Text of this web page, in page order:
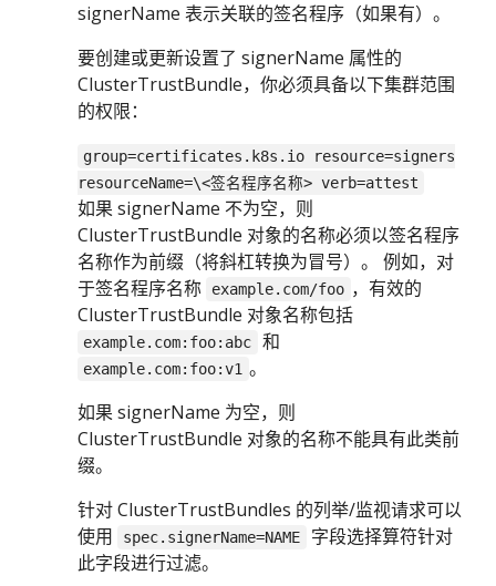
signerName 表示关联的签名程序（如果有）。
要创建或更新设置了 signerName 属性的
ClusterTrustBundle，你必须具备以下集群范围
的权限：
group=certificates.k8s.io resource=signers
resourceName=\<签名程序名称> verb=attest
如果 signerName 不为空，则
ClusterTrustBundle 对象的名称必须以签名程序
名称作为前缀（将斜杠转换为冒号）。 例如，对
于签名程序名称
example.com/foo ，有效的
ClusterTrustBundle 对象名称包括
example.com:foo:abc 和
example.com:foo:v1 。
如果 signerName 为空，则
ClusterTrustBundle 对象的名称不能具有此类前
缀。
针对 ClusterTrustBundles 的列举/监视请求可以
使用
spec.signerName=NAME
字段选择算符针对
此字段进行过滤。